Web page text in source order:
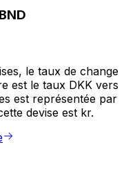
le taux de change
est le taux DKK vers
est représentée par
devise est kr.